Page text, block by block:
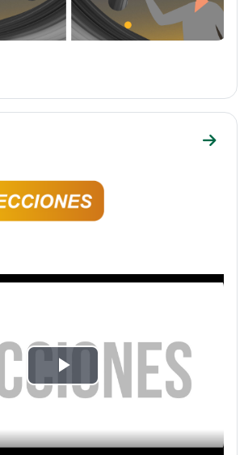
Ir a
Reproducir